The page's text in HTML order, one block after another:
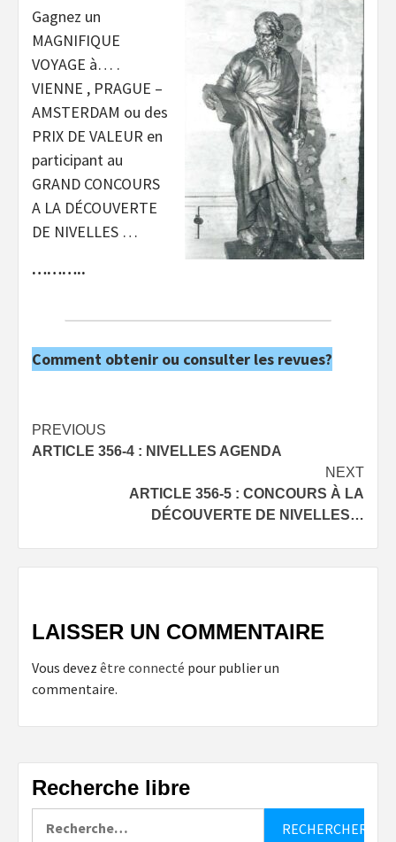
Gagnez un
MAGNIFIQUE
VOYAGE à… .
VIENNE , PRAGUE –
AMSTERDAM ou des
PRIX DE VALEUR en
participant au
GRAND CONCOURS
A LA DÉCOUVERTE
DE NIVELLES …
………..
Comment obtenir ou consulter les revues?
Post
navigation
PREVIOUS
ARTICLE 356-4 : NIVELLES AGENDA
NEXT
ARTICLE 356-5 : CONCOURS À LA
DÉCOUVERTE DE NIVELLES…
LAISSER UN COMMENTAIRE
Vous devez être connecté pour publier un
commentaire.
Recherche libre